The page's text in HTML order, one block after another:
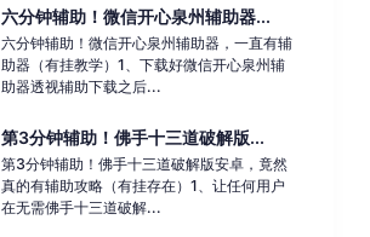
六分钟辅助！微信开心泉州辅助器...
六分钟辅助！微信开心泉州辅助器，一直有辅
助器（有挂教学）1、下载好微信开心泉州辅
助器透视辅助下载之后...
第3分钟辅助！佛手十三道破解版...
第3分钟辅助！佛手十三道破解版安卓，竟然
真的有辅助攻略（有挂存在）1、让任何用户
在无需佛手十三道破解...